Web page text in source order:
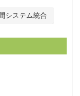
システム統合